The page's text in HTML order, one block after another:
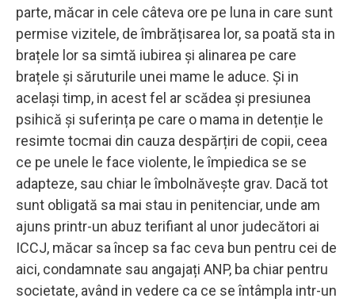
parte, măcar in cele câteva ore pe luna in care sunt
permise vizitele, de îmbrățisarea lor, sa poată sta in
brațele lor sa simtă iubirea și alinarea pe care
brațele și săruturile unei mame le aduce. Și in
același timp, in acest fel ar scădea și presiunea
psihică și suferința pe care o mama in detenție le
resimte tocmai din cauza despărțiri de copii, ceea
ce pe unele le face violente, le împiedica se se
adapteze, sau chiar le îmbolnăvește grav. Dacă tot
sunt obligată sa mai stau in penitenciar, unde am
ajuns printr-un abuz terifiant al unor judecători ai
ICCJ, măcar sa încep sa fac ceva bun pentru cei de
aici, condamnate sau angajați ANP, ba chiar pentru
societate, având in vedere ca ce se întâmpla intr-un